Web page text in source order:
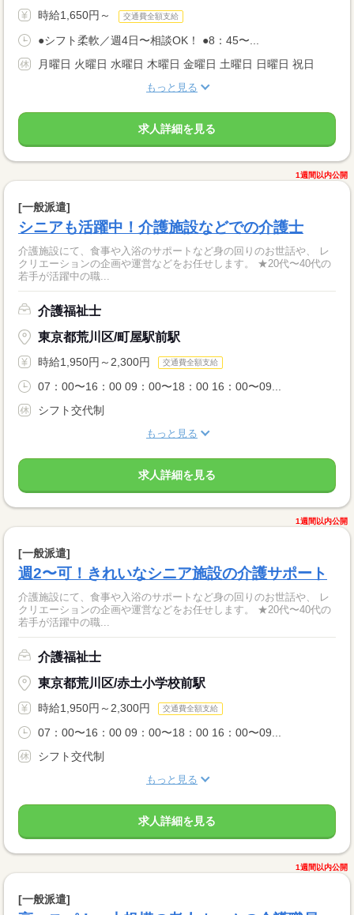
時給1,650円～ 交通費全額支給
●シフト柔軟／週4日〜相談OK！ ●8：45〜...
月曜日 火曜日 水曜日 木曜日 金曜日 土曜日 日曜日 祝日
もっと見る
求人詳細を見る
1週間以内公開
[一般派遣]
シニアも活躍中！介護施設などでの介護士
介護施設にて、食事や入浴のサポートなど身の回りのお世話や、 レ
クリエーションの企画や運営などをお任せします。 ★20代〜40代の
若手が活躍中の職...
介護福祉士
東京都荒川区/町屋駅前駅
時給1,950円～2,300円 交通費全額支給
07：00〜16：00 09：00〜18：00 16：00〜09...
シフト交代制
もっと見る
求人詳細を見る
1週間以内公開
[一般派遣]
週2〜可！きれいなシニア施設の介護サポート
介護施設にて、食事や入浴のサポートなど身の回りのお世話や、 レ
クリエーションの企画や運営などをお任せします。 ★20代〜40代の
若手が活躍中の職...
介護福祉士
東京都荒川区/赤土小学校前駅
時給1,950円～2,300円 交通費全額支給
07：00〜16：00 09：00〜18：00 16：00〜09...
シフト交代制
もっと見る
求人詳細を見る
1週間以内公開
[一般派遣]